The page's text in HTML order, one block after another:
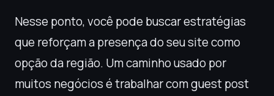
Nesse ponto, você pode buscar estratégias
que reforçam a presença do seu site como
opção da região. Um caminho usado por
muitos negócios é trabalhar com guest post